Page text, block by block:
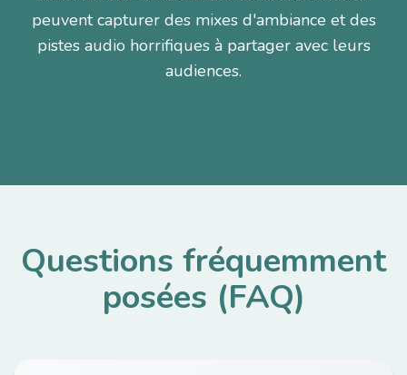
peuvent capturer des mixes d'ambiance et des
pistes audio horrifiques à partager avec leurs
audiences.
Questions fréquemment
posées (FAQ)